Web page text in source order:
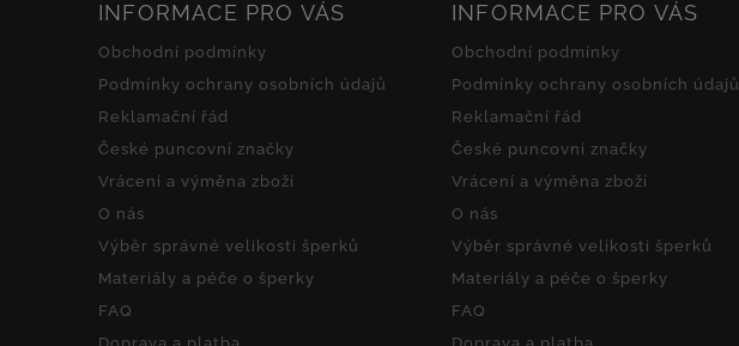
INFORMACE PRO VÁS
Obchodní podmínky
Podmínky ochrany osobních údajů
Reklamační řád
České puncovní značky
Vrácení a výměna zboží
O nás
Výběr správné velikosti šperků
Materiály a péče o šperky
FAQ
INFORMACE PRO VÁS
Obchodní podmínky
Podmínky ochrany osobních údajů
Reklamační řád
České puncovní značky
Vrácení a výměna zboží
O nás
Výběr správné velikosti šperků
Materiály a péče o šperky
FAQ